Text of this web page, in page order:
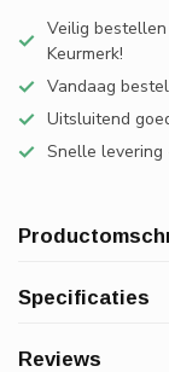
Veilig
Keurmerk!
Vandaag
Uitsluitend
Snelle levering
Specificaties
Reviews